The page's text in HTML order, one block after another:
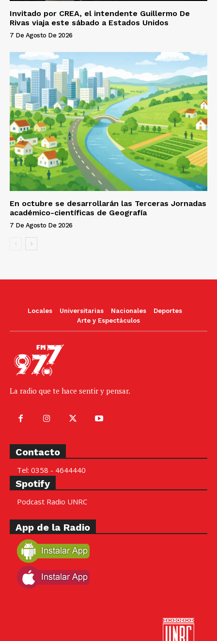
Invitado por CREA, el intendente Guillermo De
Rivas viaja este sábado a Estados Unidos
7 De Agosto De 2026
En octubre se desarrollarán las Terceras Jornadas
académico-científicas de Geografía
7 De Agosto De 2026
Locales Universitarias Nacionales
Deportes
Arte y Espectáculos
La radio que te hace sentir y pensar.
Contacto
Tel: 0358 - 4644440
Spotify
Podcast Radio UNRC
App de la Radio